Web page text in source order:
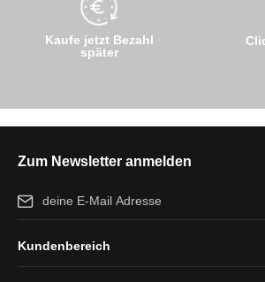
Kaufe jetzt Bezahl
später
Zum Newsletter anmelden
E-Mail-Adresse*
und dieAGBgelesen und bin mit ihnen
Kundenbereich